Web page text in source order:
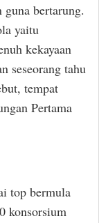
guna bertarung.
yaitu
kekayaan
seseorang tahu
tempat
Pertama
top bermula
konsorsium